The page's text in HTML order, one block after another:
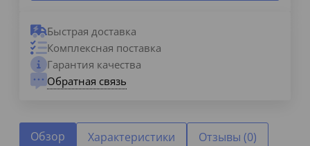
Быстрая доставка
Комплексная поставка
Гарантия качества
Обратная связь
Обзор Характеристики Отзывы (0)